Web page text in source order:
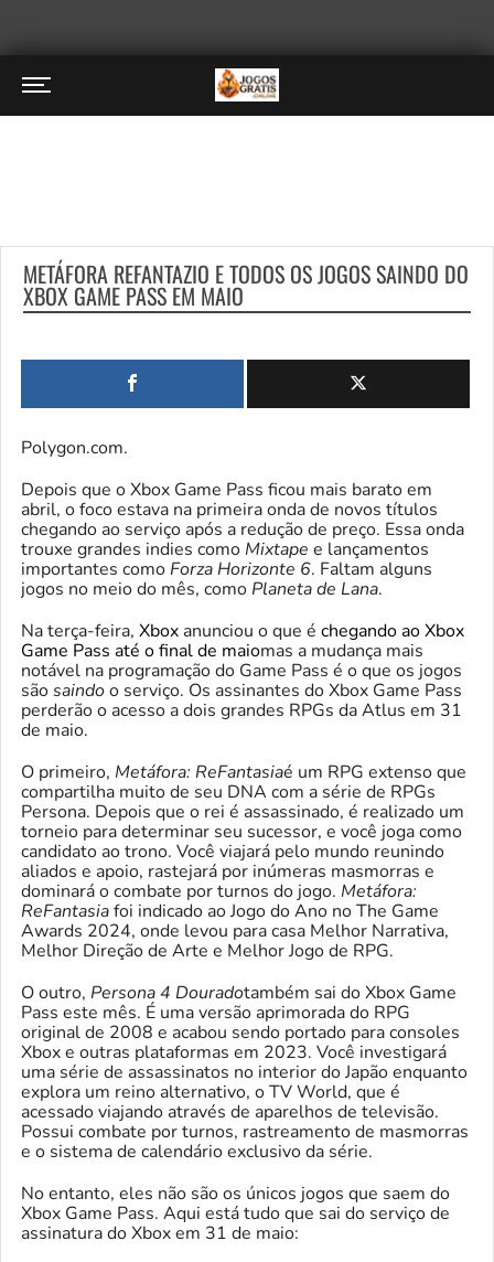
METÁFORA REFANTAZIO E TODOS OS JOGOS SAINDO DO
XBOX GAME PASS EM MAIO
Polygon.com.
Depois que o Xbox Game Pass ficou mais barato em
abril, o foco estava na primeira onda de novos títulos
chegando ao serviço após a redução de preço. Essa onda
trouxe grandes indies como Mixtape e lançamentos
importantes como Forza Horizonte 6. Faltam alguns
jogos no meio do mês, como Planeta de Lana.
Na terça-feira, Xbox anunciou o que é chegando ao Xbox
Game Pass até o final de maiomas a mudança mais
notável na programação do Game Pass é o que os jogos
sãosaindoo serviço. Os assinantes do Xbox Game Pass
perderão o acesso a dois grandes RPGs da Atlus em 31
de maio.
O primeiro, Metáfora: ReFantasiaé um RPG extenso que
compartilha muito de seu DNA com a série de RPGs
Persona. Depois que o rei é assassinado, é realizado um
torneio para determinar seu sucessor, e você joga como
candidato ao trono. Você viajará pelo mundo reunindo
aliados e apoio, rastejará por inúmeras masmorras e
dominará o combate por turnos do jogo. Metáfora:
ReFantasiafoi indicado ao Jogo do Ano no The Game
Awards 2024, onde levou para casa Melhor Narrativa,
Melhor Direção de Arte e Melhor Jogo de RPG.
O outro, Persona 4 Douradotambém sai do Xbox Game
Pass este mês. É uma versão aprimorada do RPG
original de 2008 e acabou sendo portado para consoles
Xbox e outras plataformas em 2023. Você investigará
uma série de assassinatos no interior do Japão enquanto
explora um reino alternativo, o TV World, que é
acessado viajando através de aparelhos de televisão.
Possui combate por turnos, rastreamento de masmorras
e o sistema de calendário exclusivo da série.
No entanto, eles não são os únicos jogos que saem do
Xbox Game Pass. Aqui está tudo que sai do serviço de
assinatura do Xbox em 31 de maio: